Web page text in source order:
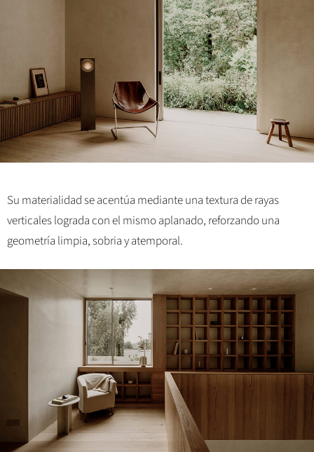
Su materialidad se acentúa mediante una textura de rayas
verticales lograda con el mismo aplanado, reforzando una
geometría limpia, sobria y atemporal.